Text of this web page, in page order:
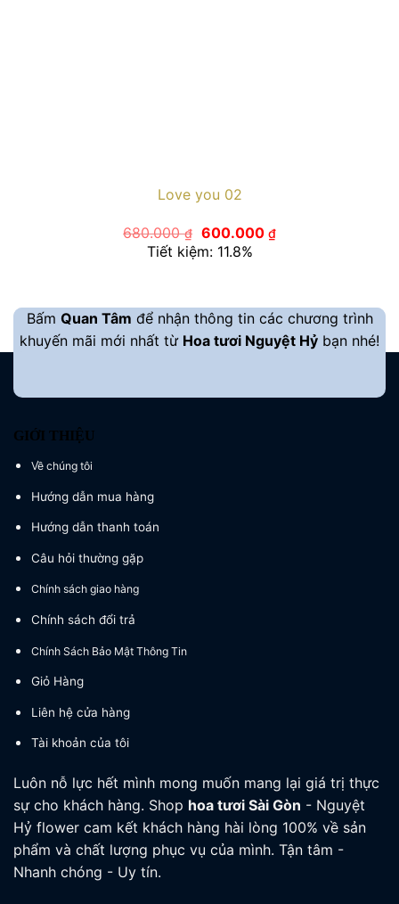
Love you 02
680.000₫ Giá
gốc
là:
600.000 ₫Giá
hiện
Tiết kiệm: 11.8%
Bấm Quan Tâm để nhận thông tin các chương trình
khuyến mãi mới nhất từ Hoa tươi Nguyệt Hỷ bạn nhé!
GIỚI THIỆU
Về chúng tôi
Hướng dẫn mua hàng
Hướng dẫn thanh toán
Câu hỏi thường gặp
Chính sách giao hàng
Chính sách đổi trả
Chính Sách Bảo Mật Thông Tin
Giỏ Hàng
Liên hệ cửa hàng
Tài khoản của tôi
Luôn nỗ lực hết mình mong muốn mang lại giá trị thực
sự cho khách hàng. Shop hoa tươi Sài Gòn - Nguyệt
Hỷ flower cam kết khách hàng hài lòng 100% về sản
phẩm và chất lượng phục vụ của mình. Tận tâm -
Nhanh chóng - Uy tín.